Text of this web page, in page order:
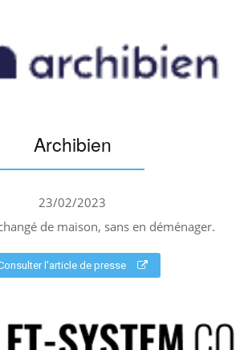
Archibien
23/02/2023
de maison, sans en déménager.
l'article de presse